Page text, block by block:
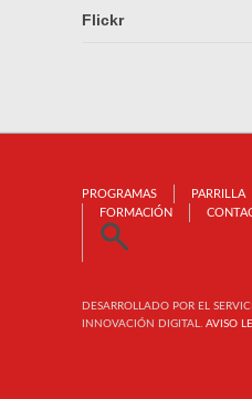
Flickr
PROGRAMAS PARRILLA
FORMACIÓN
DESARROLLADO POR EL
INNOVACIÓN DIGITAL. AVISO